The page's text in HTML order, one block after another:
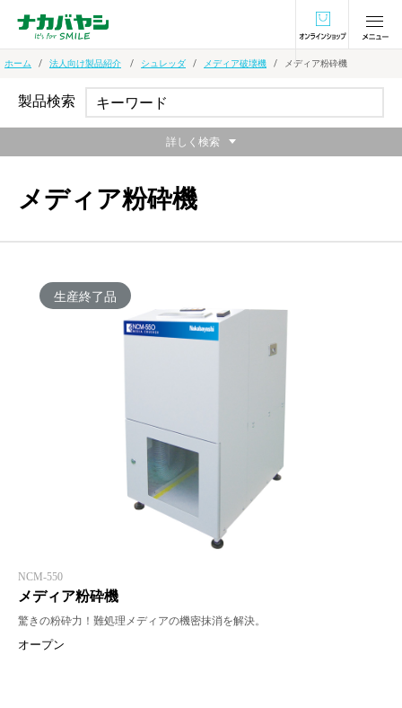
オンラインショ
ホーム 法人向け製品紹介 シュレッダ メディア破壊機 メディア粉砕機
メディア粉砕機
生産終了品
NCM-550
メディア粉砕機
驚きの粉砕力！難処理メディアの機密抹消を解決。
オープン
製品検索
詳しく検索